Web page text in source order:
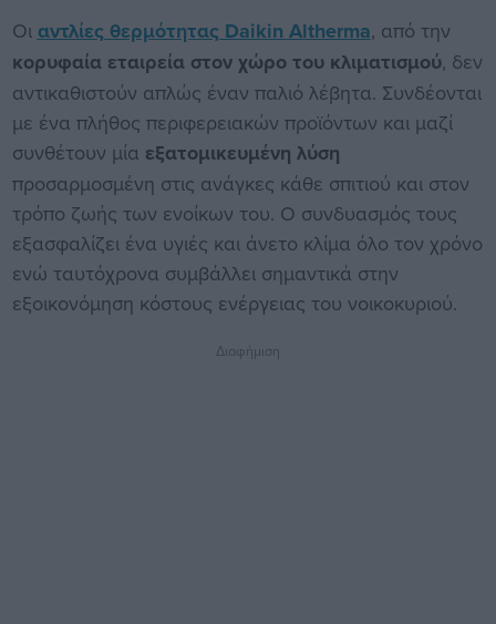
Οι αντλίες θερμότητας Daikin Altherma, από την
κορυφαία εταιρεία στον χώρο του κλιματισμού, δεν
αντικαθιστούν απλώς έναν παλιό λέβητα. Συνδέονται
με ένα πλήθος περιφερειακών προϊόντων και μαζί
συνθέτουν μία εξατομικευμένη λύση
προσαρμοσμένη στις ανάγκες κάθε σπιτιού και στον
τρόπο ζωής των ενοίκων του. Ο συνδυασμός τους
εξασφαλίζει ένα υγιές και άνετο κλίμα όλο τον χρόνο
ενώ ταυτόχρονα συμβάλλει σημαντικά στην
εξοικονόμηση κόστους ενέργειας του νοικοκυριού.
Διαφήμιση